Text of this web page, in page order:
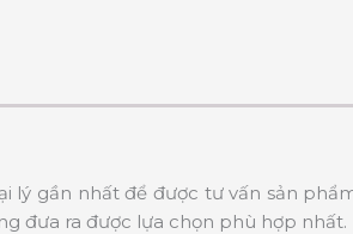
lý gần nhất để được tư vấn sản
đưa ra được lựa chọn phù hợp nhất.